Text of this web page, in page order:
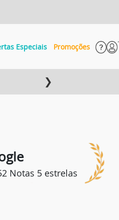
Especiais Promoções
❯
Notas 5 estrelas